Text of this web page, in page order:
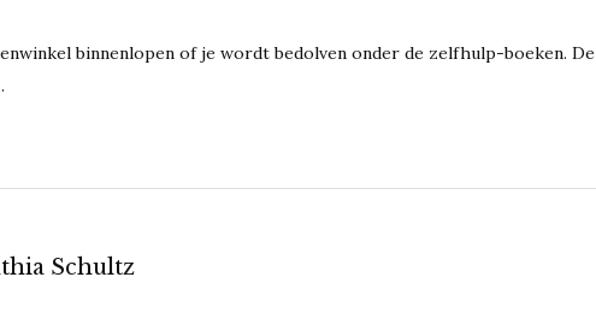
binnenlopen of je wordt bedolven onder de zelfhulp-boeken. De
Schultz